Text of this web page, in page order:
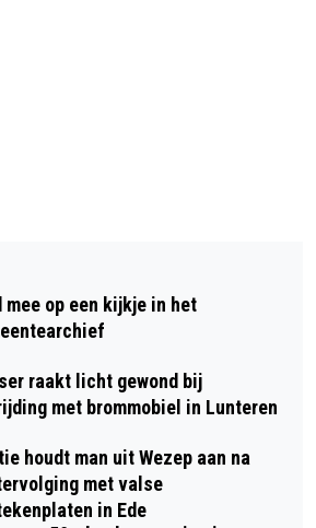
ZWAARGEWOND BIJ
IN BARNEVELD
VERRASTE ZIJN
“THE LIBERTY
mee op een kijkje in het
raakt licht gewond bij
met brommobiel in Lunteren
houdt man uit Wezep aan na
met valse
in Ede